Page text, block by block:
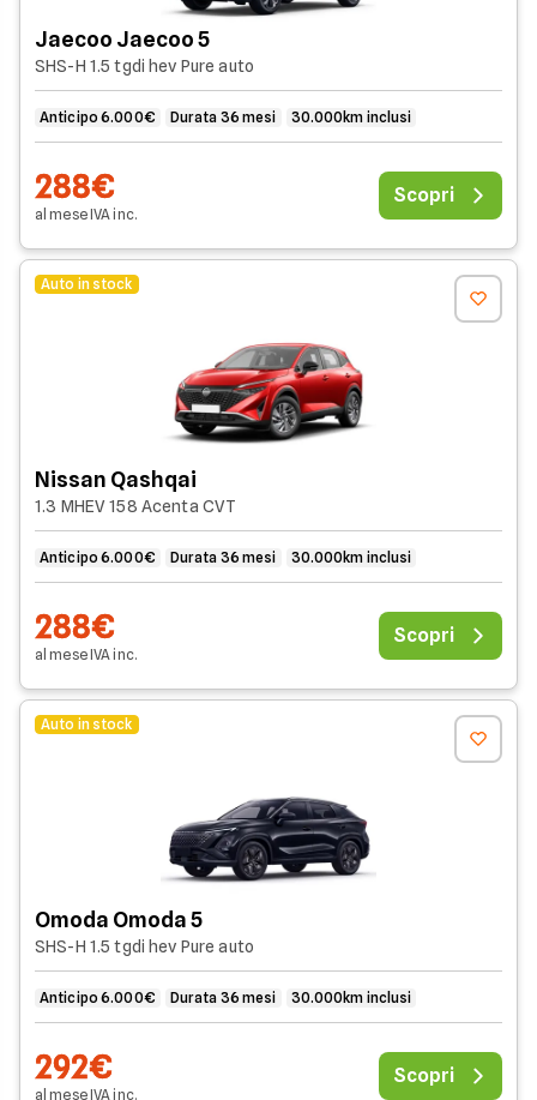
Jaecoo Jaecoo 5
SHS-H 1.5 tgdi hev Pure auto
Anticipo 6.000€ Durata 36 mesi 30.000km inclusi
288€
al meseIVAinc.
Scopri
Auto in stock
Nissan Qashqai
1.3 MHEV 158 Acenta CVT
Anticipo 6.000€ Durata 36 mesi 30.000km inclusi
288€
al meseIVAinc.
Scopri
Auto in stock
Omoda Omoda 5
SHS-H 1.5 tgdi hev Pure auto
Anticipo 6.000€ Durata 36 mesi 30.000km inclusi
292€
al meseIVAinc.
Scopri